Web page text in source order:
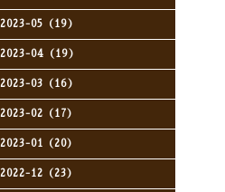
2023-05（19）
2023-04（19）
2023-03（16）
2023-02（17）
2023-01（20）
2022-12（23）